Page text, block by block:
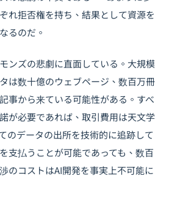
れ拒否権を持ち、結果として資源を
るのだ。
ンズの悲劇に直面している。大規模
は数十億のウェブページ、数百万冊
事から来ている可能性がある。すべ
が必要であれば、取引費用は天文学
のデータの出所を技術的に追跡して
支払うことが可能であっても、数百
のコストはAI開発を事実上不可能に